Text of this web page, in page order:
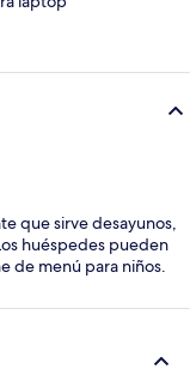
que sirve desayunos,
huéspedes pueden
de menú para niños.